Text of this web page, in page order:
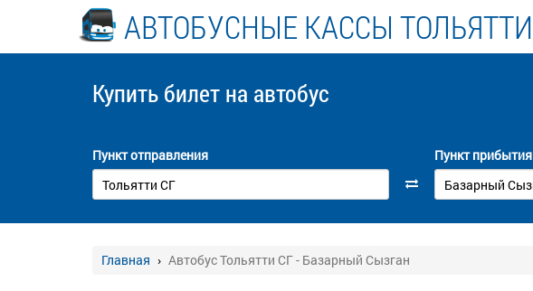
АВТОБУСНЫЕ КАССЫ ТОЛЬЯТТИ
Купить билет на автобус
Пункт отправления Пункт прибытия
Главная Автобус Тольятти СГ - Базарный Сызган